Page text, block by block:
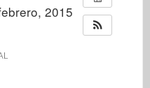
2015